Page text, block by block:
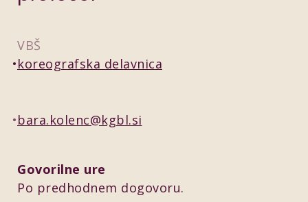
VBŠ
koreografska delavnica
bara.kolenc@kgbl.si
Govorilne ure
Po predhodnem dogovoru.